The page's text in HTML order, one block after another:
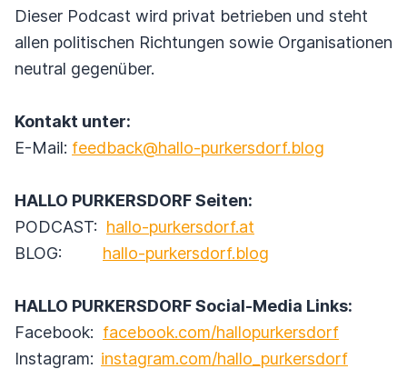
Dieser Podcast wird privat betrieben und steht
allen politischen Richtungen sowie Organisationen
neutral gegenüber.
Kontakt unter:
E-Mail: feedback@hallo-purkersdorf.blog
HALLO PURKERSDORF Seiten:
PODCAST: hallo-purkersdorf.at
BLOG: hallo-purkersdorf.blog
HALLO PURKERSDORF Social-Media Links:
Facebook: facebook.com/hallopurkersdorf
Instagram: instagram.com/hallo_purkersdorf